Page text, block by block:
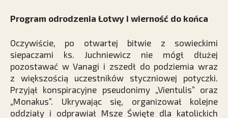
Program odrodzenia Łotwy i wierność do końca
Oczywiście, po otwartej bitwie z sowieckimi
siepaczami ks. Juchniewicz nie mógł dłużej
pozostawać w Vanagi i zszedł do podziemia wraz
z większością uczestników styczniowej potyczki.
Przyjął konspiracyjne pseudonimy „Vientulis” oraz
„Monakus”. Ukrywając się, organizował kolejne
oddziały i odprawiał Msze Święte dla katolickich